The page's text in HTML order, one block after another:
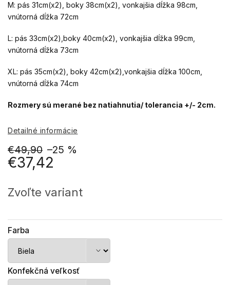
€49,90 –25 %
€37,42
cena:
Zvoľte variant
Farba
Konfekčná veľkosť
M: pás 31cm(x2), boky 38cm(x2), vonkajšia dĺžka 98cm,
vnútorná dĺžka 72cm
L: pás 33cm(x2),boky 40cm(x2), vonkajšia dĺžka 99cm,
vnútorná dĺžka 73cm
XL: pás 35cm(x2), boky 42cm(x2),vonkajšia dĺžka 100cm,
vnútorná dĺžka 74cm
Rozmery sú merané bez natiahnutia/ tolerancia +/- 2cm.
Detailné informácie